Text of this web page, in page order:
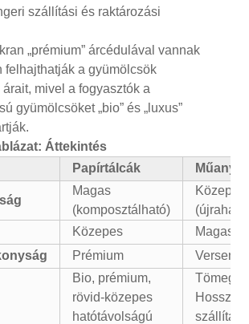
szállítási és raktározási
„prémium” árcédulával vannak
felhajthatják a gyümölcsök
mivel a fogyasztók a
gyümölcsöket „bio” és „luxus”
Áttekintés
Papírtálcák
Magas
(komposztálható)
Közepes
Közepes
Magas
Prémium
Bio, prémium,
rövid-közepes
hatótávolságú
Hosszú
szállítás,